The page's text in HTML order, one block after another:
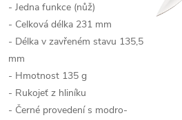
- Jedna funkce (nůž)
- Celková délka 231 mm
- Délka v zavřeném stavu 135,5
mm
- Hmotnost 135 g
- Rukojeť z hliníku
- Černé provedení s modro-